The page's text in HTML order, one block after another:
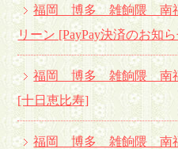
福岡 博多 雑餉隈 南
リーン [PayPay決済のお知
福岡 博多 雑餉隈 南
[十日恵比寿]
福岡 博多 雑餉隈 南